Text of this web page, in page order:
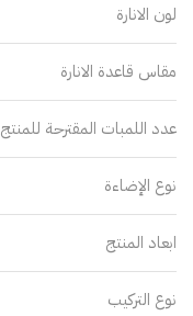
لون الانارة
مقاس قاعدة الانارة
عدد اللمبات المقترحة للمنتج
نوع الإضاءة
ابعاد المنتج
نوع التركيب